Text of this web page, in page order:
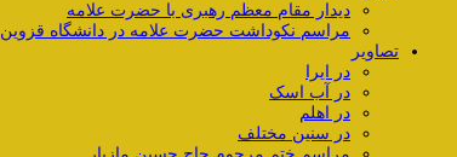
دیدار مقام معظم رهبری با حضرت علامه
مراسم نکوداشت حضرت علامه در دانشگاه قزوین
تصاویر
در ایرا
در آب اسک
در اهلم
در سنین مختلف